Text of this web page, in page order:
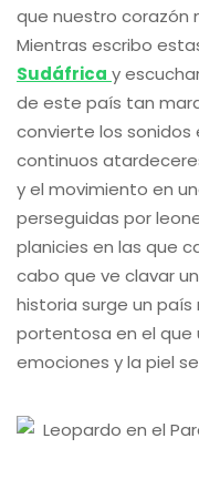
que nuestro corazón
Mientras escribo
Sudáfrica y
de este país tan
convierte los sonidos
continuos
y el movimiento en
perseguidas por
planicies en las que
cabo que ve clavar
historia surge un
portentosa en el que
emociones y la piel